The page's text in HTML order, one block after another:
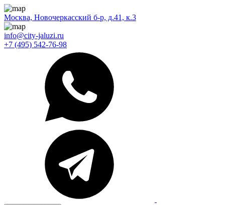
Москва, Новочеркасский б-р, д.41, к.3
info@city-jaluzi.ru
+7 (495) 542-76-98